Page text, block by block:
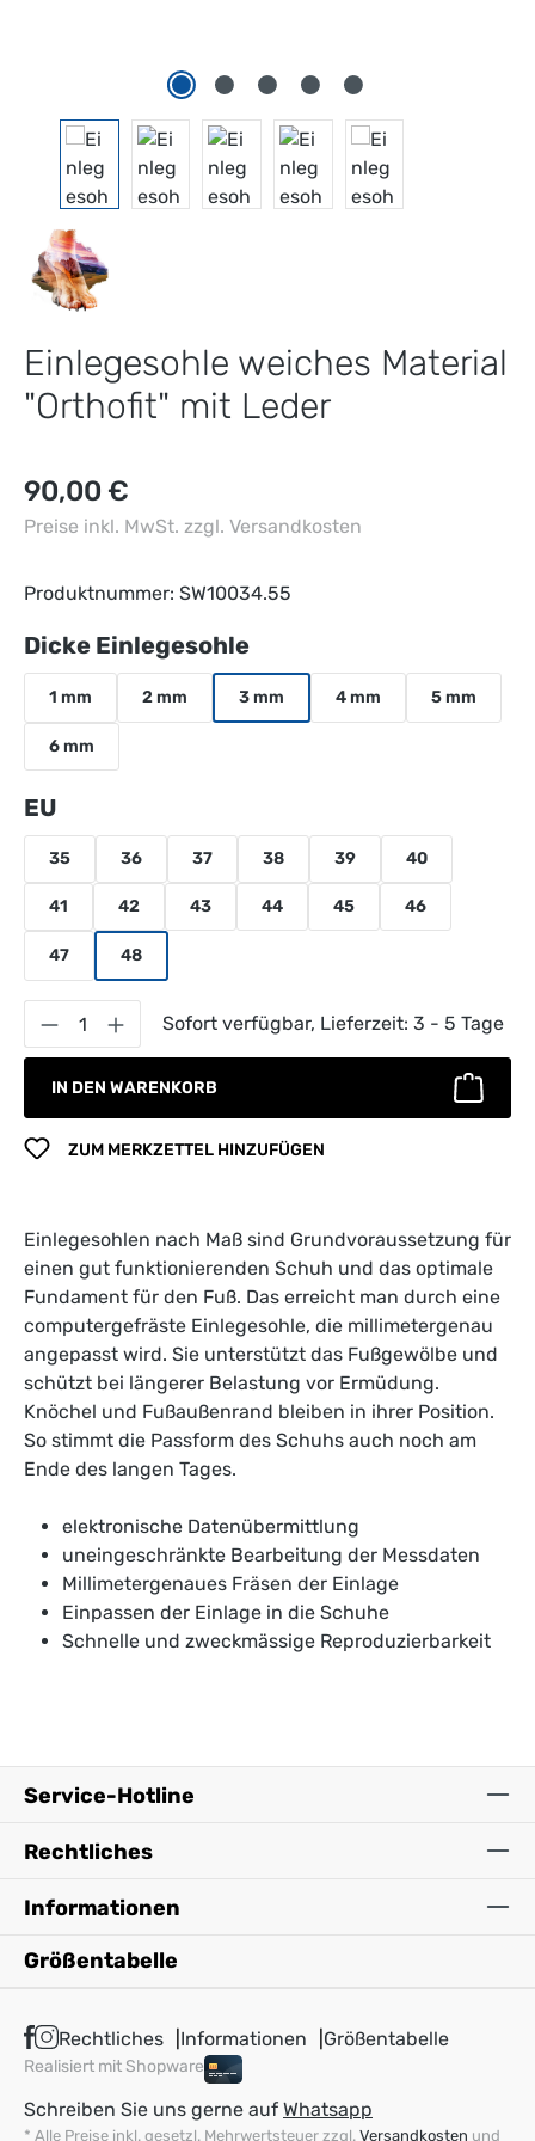
Einlegesohle weiches Material
"Orthofit" mit Leder
Regulärer Preis:
90,00 €
Preise inkl. MwSt. zzgl. Versandkosten
Produktnummer: SW10034.55
Dicke Einlegesohleauswählen
1 mm 2 mm 3 mm 4 mm 5 mm
6 mm
EU
35 36 37 38 39 40
41 42 43 44 45 46
47 48
Produkt Anzahl: Gib den gewünschten
Sofort verfügbar, Lieferzeit: 3 - 5 Tage
IN DEN WARENKORB
ZUM MERKZETTEL HINZUFÜGEN
Einlegesohlen nach Maß sind Grundvoraussetzung für
einen gut funktionierenden Schuh und das optimale
Fundament für den Fuß. Das erreicht man durch eine
computergefräste Einlegesohle, die millimetergenau
angepasst wird. Sie unterstützt das Fußgewölbe und
schützt bei längerer Belastung vor Ermüdung.
Knöchel und Fußaußenrand bleiben in ihrer Position.
So stimmt die Passform des Schuhs auch noch am
Ende des langen Tages.
elektronische Datenübermittlung
uneingeschränkte Bearbeitung der Messdaten
Millimetergenaues Fräsen der Einlage
Einpassen der Einlage in die Schuhe
Schnelle und zweckmässige Reproduzierbarkeit
Service-Hotline
Rechtliches
Informationen
Größentabelle
Rechtliches Informationen Größentabelle
Realisiert mit Shopware
Schreiben Sie uns gerne auf Whatsapp
* Alle Preise inkl. gesetzl. Mehrwertsteuer zzgl. Versandkosten und